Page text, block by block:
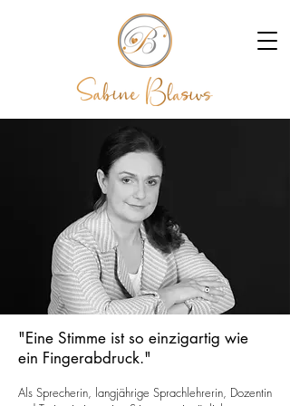
"Eine Stimme ist so einzigartig wie
ein Fingerabdruck."
Als Sprecherin, langjährige Sprachlehrerin, Dozentin